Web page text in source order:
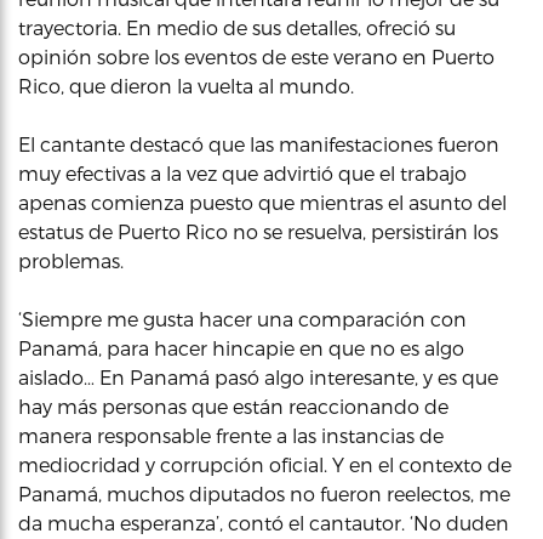
trayectoria. En medio de sus detalles, ofreció su
opinión sobre los eventos de este verano en Puerto
Rico, que dieron la vuelta al mundo.
El cantante destacó que las manifestaciones fueron
muy efectivas a la vez que advirtió que el trabajo
apenas comienza puesto que mientras el asunto del
estatus de Puerto Rico no se resuelva, persistirán los
problemas.
‘Siempre me gusta hacer una comparación con
Panamá, para hacer hincapie en que no es algo
aislado… En Panamá pasó algo interesante, y es que
hay más personas que están reaccionando de
manera responsable frente a las instancias de
mediocridad y corrupción oficial. Y en el contexto de
Panamá, muchos diputados no fueron reelectos, me
da mucha esperanza’, contó el cantautor. ‘No duden